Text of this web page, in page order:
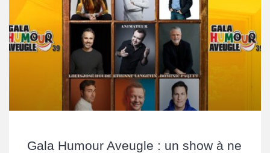
Gala Humour Aveugle : un show à ne